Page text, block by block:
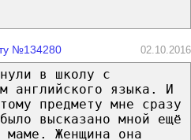
№134280 02.10.2016
в школу с
английского языка. И
предмету мне сразу
высказано мной ещё
маме. Женщина она